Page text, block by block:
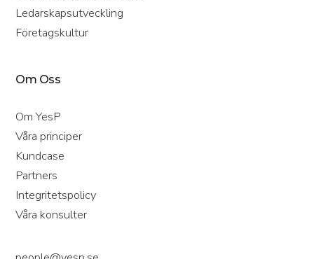
Ledarskapsutveckling
Företagskultur
Om Oss
Om YesP
Våra principer
Kundcase
Partners
Integritetspolicy
Våra konsulter